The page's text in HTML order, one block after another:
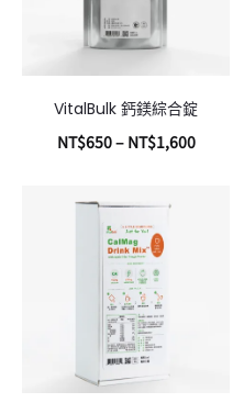
VitalBulk 鈣鎂綜合錠
NT$650– NT$1,600